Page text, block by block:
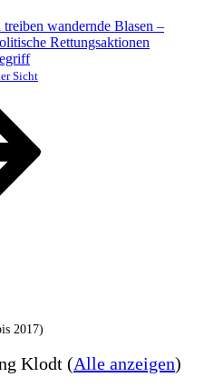
wandernde Blasen –
Rettungsaktionen
Sicht
2017)
Klodt (Alle anzeigen)